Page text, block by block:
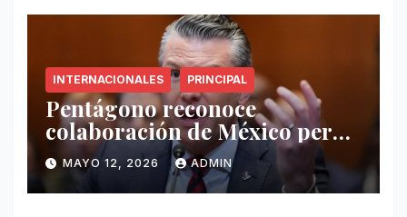
INTERNACIONALES PRINCIPAL
Pentágono reconoce
colaboración de México pero
exige mayor operatividad
antidrogas
MAYO 12, 2026 ADMIN